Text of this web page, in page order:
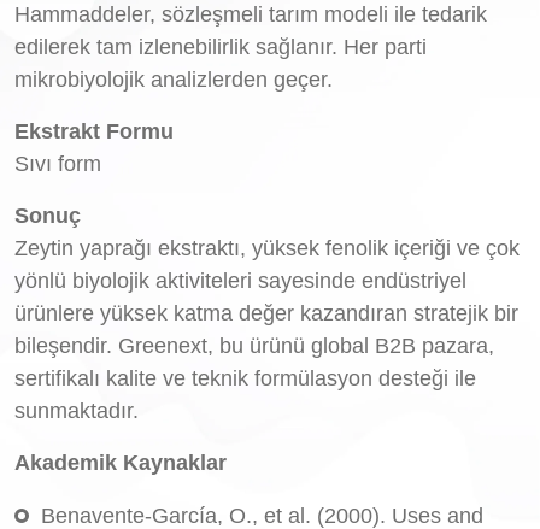
Hammaddeler, sözleşmeli tarım modeli ile tedarik
edilerek tam izlenebilirlik sağlanır. Her parti
mikrobiyolojik analizlerden geçer.
Ekstrakt Formu
Sıvı form
Sonuç
Zeytin yaprağı ekstraktı, yüksek fenolik içeriği ve çok
yönlü biyolojik aktiviteleri sayesinde endüstriyel
ürünlere yüksek katma değer kazandıran stratejik bir
bileşendir. Greenext, bu ürünü global B2B pazara,
sertifikalı kalite ve teknik formülasyon desteği ile
sunmaktadır.
Akademik Kaynaklar
Benavente-García, O., et al. (2000). Uses and